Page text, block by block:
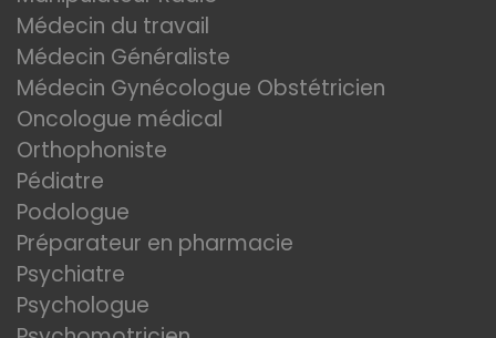
Médecin du travail
Médecin Généraliste
Médecin Gynécologue Obstétricien
Oncologue médical
Orthophoniste
Pédiatre
Podologue
Préparateur en pharmacie
Psychiatre
Psychologue